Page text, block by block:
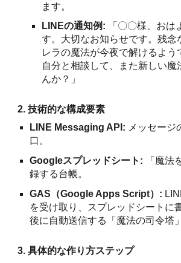
ます。
LINEの通知例: 「〇〇様、おは
す。大切なお知らせです。残念
レラの魔法が今夜で解けるよう
自分と相談して、また新しい魔
んか？」
2. 技術的な構成要素
LINE Messaging API: メッセージ
口。
Googleスプレッドシート: 「魔法
録する台帳。
GAS（Google Apps Script）:
を受け取り、スプレッドシートに
後に自動送信する「魔法の司令塔
3. 具体的な作り方ステップ